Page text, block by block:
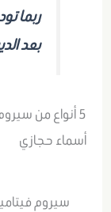
ربما
بعد
5 أنواع من
أسماء حجازي